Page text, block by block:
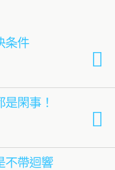
条件
閑事！
不帶迴響